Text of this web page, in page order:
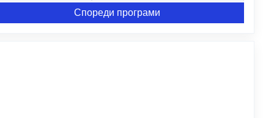
Спореди програми